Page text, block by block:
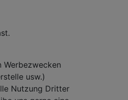
usw.)
Nutzung Dritter